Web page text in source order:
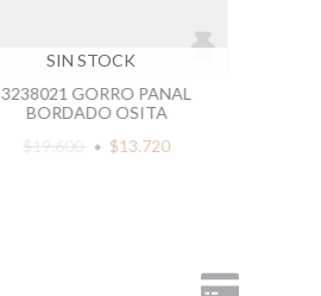
SIN STOCK
3238021 GORRO PANAL
BORDADO OSITA
$19.600
$13.720